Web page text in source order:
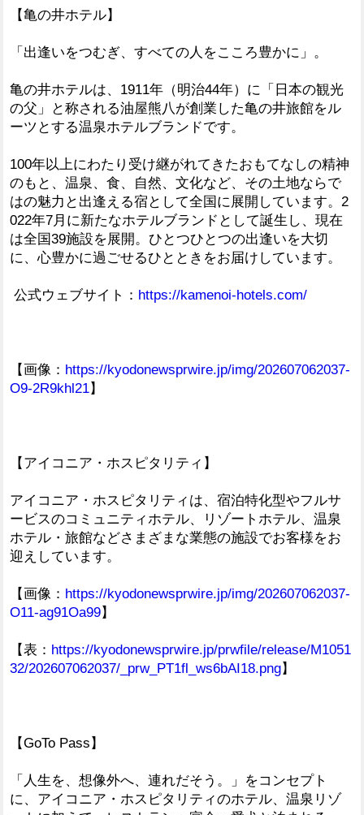
【亀の井ホテル】
「出逢いをつむぎ、すべての人をこころ豊かに」。
亀の井ホテルは、1911年（明治44年）に「日本の観光
の父」と称される油屋熊八が創業した亀の井旅館をル
ーツとする温泉ホテルブランドです。
100年以上にわたり受け継がれてきたおもてなしの精神
のもと、温泉、食、自然、文化など、その土地ならで
はの魅力と出逢える宿として全国に展開しています。2
022年7月に新たなホテルブランドとして誕生し、現在
は全国39施設を展開。ひとつひとつの出逢いを大切
に、心豊かに過ごせるひとときをお届けしています。
公式ウェブサイト： https://kamenoi-hotels.com/
【画像： https://kyodonewsprwire.jp/img/202607062037-
O9-2R9khl21】
【アイコニア・ホスピタリティ】
アイコニア・ホスピタリティは、宿泊特化型やフルサ
ービスのコミュニティホテル、リゾートホテル、温泉
ホテル・旅館などさまざまな業態の施設でお客様をお
迎えしています。
【画像： https://kyodonewsprwire.jp/img/202607062037-
O11-ag91Oa99】
【表： https://kyodonewsprwire.jp/prwfile/release/M1051
32/202607062037/_prw_PT1fl_ws6bAI18.png】
【GoTo Pass】
「人生を、想像外へ、連れだそう。」をコンセプト
に、アイコニア・ホスピタリティのホテル、温泉リゾ